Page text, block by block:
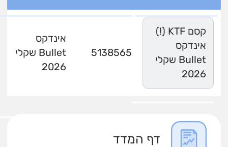
קסם KTF (!)
אינדקס
Bullet שקלי
2026
5138565
אינדקס
Bullet שקלי
2026
דף המדד